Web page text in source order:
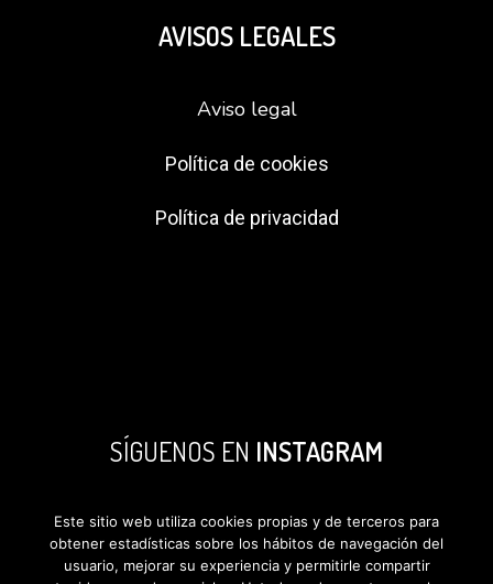
AVISOS LEGALES
Aviso legal
Política de cookies
Política de privacidad
SÍGUENOS EN INSTAGRAM
Este sitio web utiliza cookies propias y de terceros para
obtener estadísticas sobre los hábitos de navegación del
usuario, mejorar su experiencia y permitirle compartir